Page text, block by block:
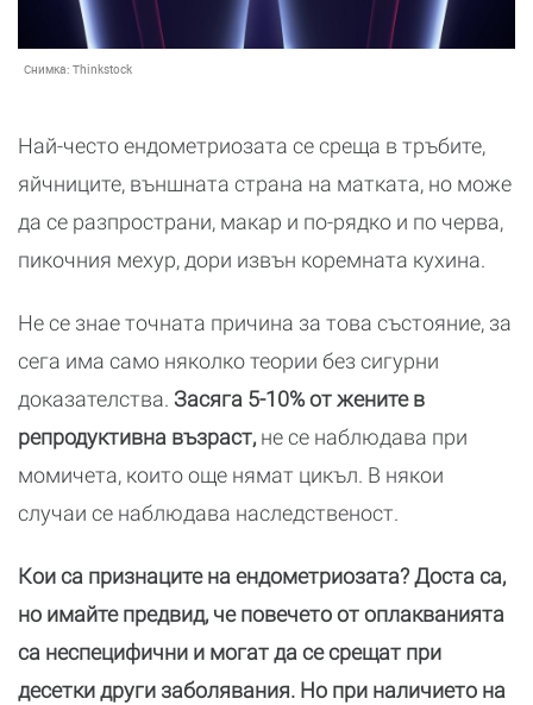
Снимка: Thinkstock
Най-често ендометриозата се среща в тръбите,
яйчниците, външната страна на матката, но може
да се разпространи, макар и по-рядко и по черва,
пикочния мехур, дори извън коремната кухина.
Не се знае точната причина за това състояние, за
сега има само няколко теории без сигурни
доказателства. Засяга 5-10% от жените в
репродуктивна възраст,не се наблюдава при
момичета, които още нямат цикъл. В някои
случаи се наблюдава наследственост.
Кои са признаците на ендометриозата? Доста са,
но имайте предвид, че повечето от оплакванията
са неспецифични и могат да се срещат при
десетки други заболявания. Но при наличието на